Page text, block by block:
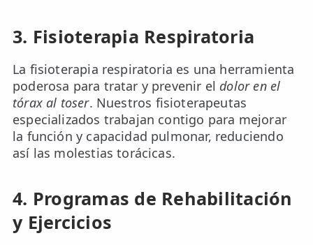
3. Fisioterapia Respiratoria
La fisioterapia respiratoria es una herramienta
poderosa para tratar y prevenir el dolor en el
tórax al toser. Nuestros fisioterapeutas
especializados trabajan contigo para mejorar
la función y capacidad pulmonar, reduciendo
así las molestias torácicas.
4. Programas de Rehabilitación
y Ejercicios